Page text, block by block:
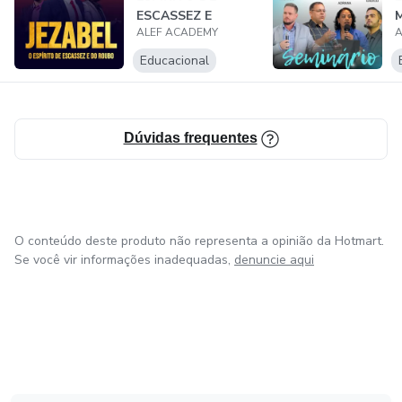
escuridão pode apagar.
Este curso é uma convocação.
Um clamor por santidade.
.
.
.
ESCASSEZ E
ROUBO
ALEF ACADEMY
Educacional
Dúvidas frequentes
O conteúdo deste produto não representa a opinião da Hotmart.
Se você vir informações inadequadas, denuncie aqui